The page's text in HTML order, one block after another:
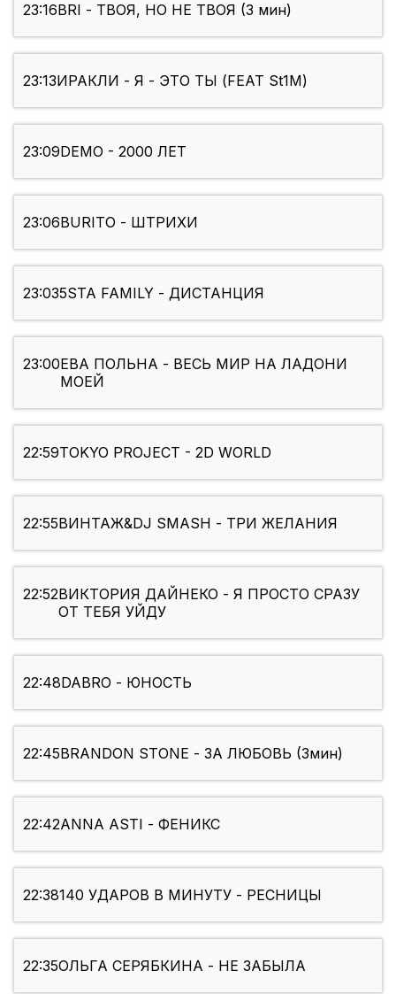
23:16BRI - ТВОЯ, НО НЕ ТВОЯ (3 мин)
23:13ИРАКЛИ - Я - ЭТО ТЫ (FEAT St1M)
23:09DEMO - 2000 ЛЕТ
23:06BURITO - ШТРИХИ
23:035STA FAMILY - ДИСТАНЦИЯ
23:00ЕВА ПОЛЬНА - ВЕСЬ МИР НА ЛАДОНИ
МОЕЙ
22:59TOKYO PROJECT - 2D WORLD
22:55ВИНТАЖ&DJ SMASH - ТРИ ЖЕЛАНИЯ
22:52ВИКТОРИЯ ДАЙНЕКО - Я ПРОСТО СРАЗУ
ОТ ТЕБЯ УЙДУ
22:48DABRO - ЮНОСТЬ
22:45BRANDON STONE - ЗА ЛЮБОВЬ (3мин)
22:42ANNA ASTI - ФЕНИКС
22:38140 УДАРОВ В МИНУТУ - РЕСНИЦЫ
22:35ОЛЬГА СЕРЯБКИНА - НЕ ЗАБЫЛА